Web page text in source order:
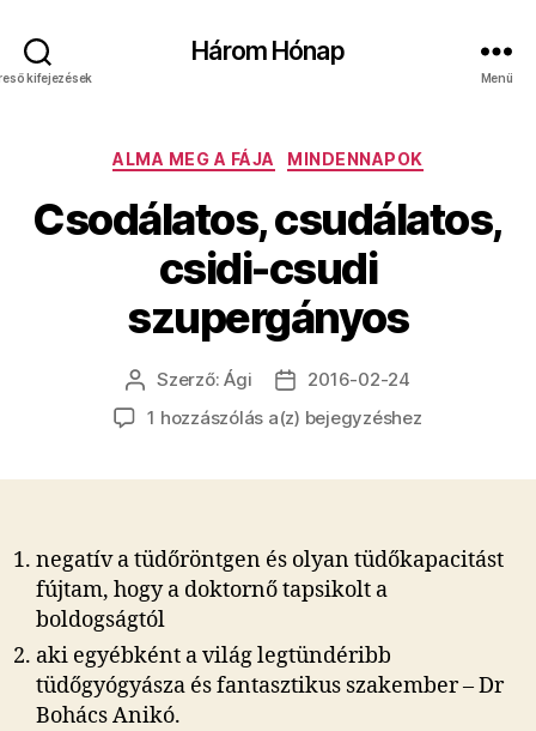
kifejezések
Három Hónap
Menü
Kategóriák
ALMA MEG A FÁJA MINDENNAPOK
Csodálatos, csudálatos,
csidi-csudi
szupergányos
Bejegyzés
szerzője
Szerző:Ági
Bejegyzés
dátuma
2016-02-24
1 hozzászólás a(z)Csodálatos,
bejegyzéshez
negatív a tüdőröntgen és olyan tüdőkapacitást
fújtam, hogy a doktornő tapsikolt a
boldogságtól
aki egyébként a világ legtündéribb
tüdőgyógyásza és fantasztikus szakember – Dr
Bohács Anikó.